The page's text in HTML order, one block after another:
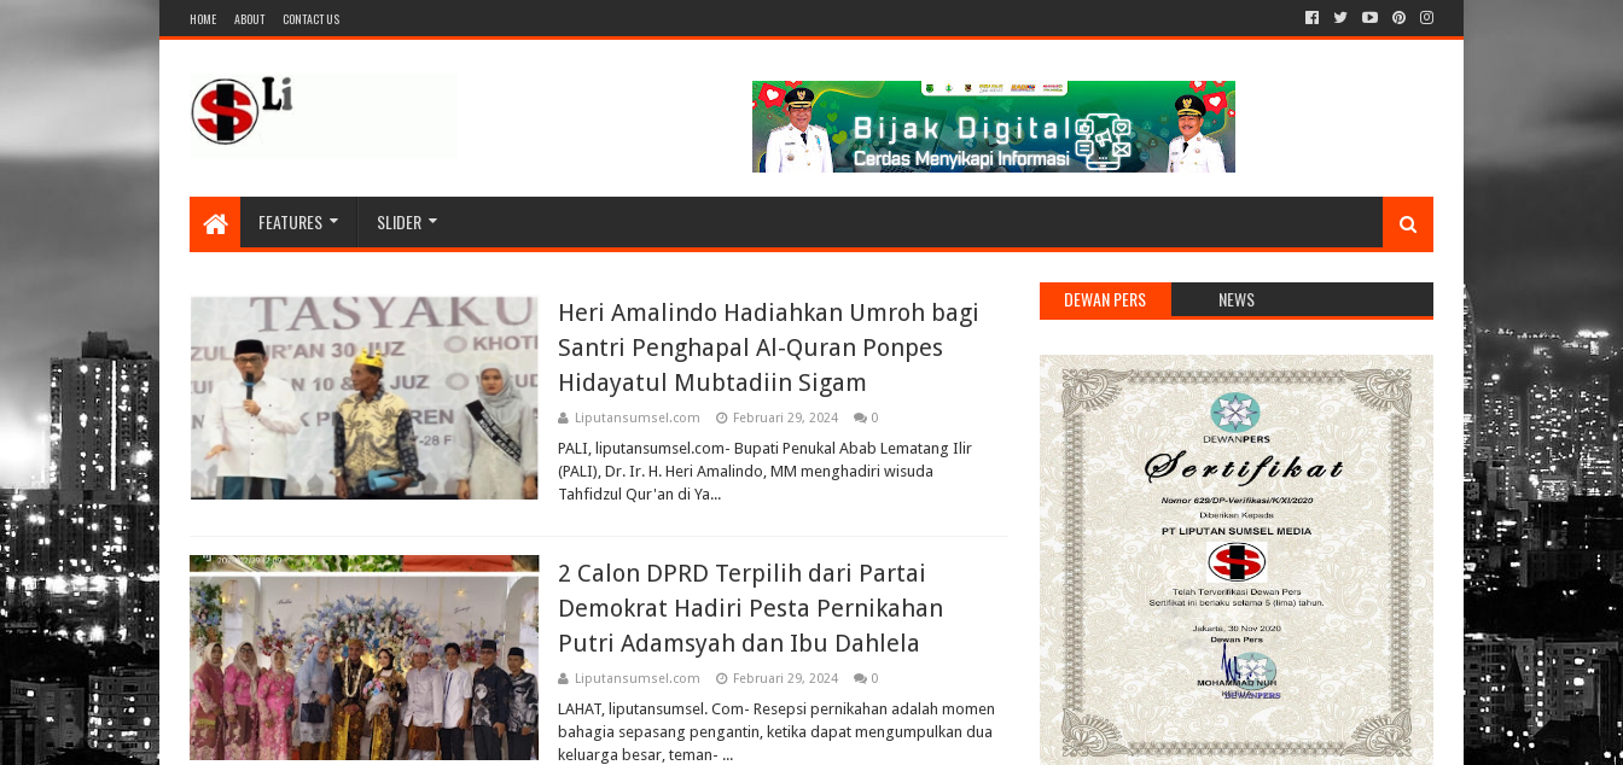
HOME ABOUT CONTACT US
FEATURES SLIDER
Heri Amalindo Hadiahkan Umroh bagi
Santri Penghapal Al-Quran Ponpes
Hidayatul Mubtadiin Sigam
Liputansumsel.com Februari 29, 2024 0
PALI, liputansumsel.com- Bupati Penukal Abab Lematang Ilir
(PALI), Dr. Ir. H. Heri Amalindo, MM menghadiri wisuda
Tahfidzul Qur'an di Ya...
2 Calon DPRD Terpilih dari Partai
Demokrat Hadiri Pesta Pernikahan
Putri Adamsyah dan Ibu Dahlela
Liputansumsel.com Februari 29, 2024 0
LAHAT, liputansumsel. Com- Resepsi pernikahan adalah momen
bahagia sepasang pengantin, ketika dapat mengumpulkan dua
keluarga besar, teman- ...
DEWAN PERS NEWS